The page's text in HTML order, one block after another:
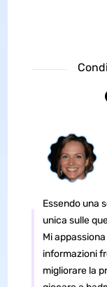
Essendo una
unica sulle
Mi
informazioni
migliorare la